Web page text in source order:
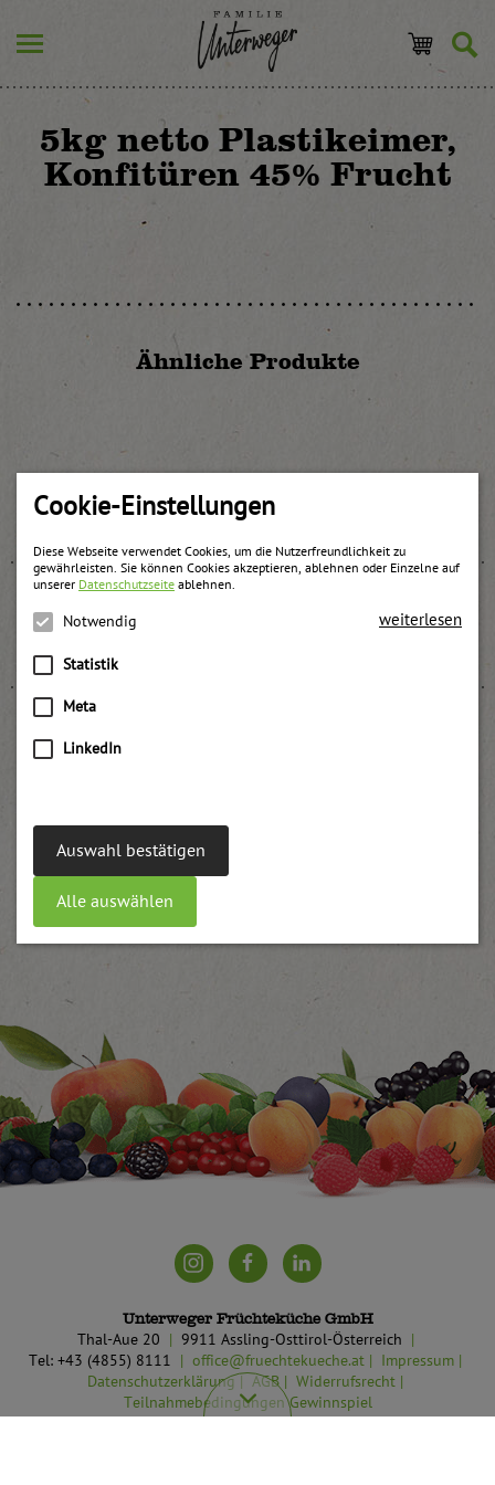
Cookie-Einstellungen
Diese Webseite verwendet Cookies, um die Nutzerfreundlichkeit zu
gewährleisten. Sie können Cookies akzeptieren, ablehnen oder Einzelne auf
unserer Datenschutzseite ablehnen.
Notwendig
Statistik
Meta
LinkedIn
weiterlesen
Auswahl bestätigen
Alle auswählen
5kg netto Plastikeimer,
Konfitüren 45% Frucht
Ähnliche Produkte
Preiselbeer Konfitüre backstabil
weitere Informationen
Brombeer Konfitüre backstabil UWE
Unterweger Früchteküche GmbH
Thal-Aue 20
9911 Assling-Osttirol-Österreich
Tel: +43 (4855) 8111
office@fruechtekueche.at
Impressum
Datenschutzerklärung
AGB
Widerrufsrecht
Teilnahmebedingungen Gewinnspiel